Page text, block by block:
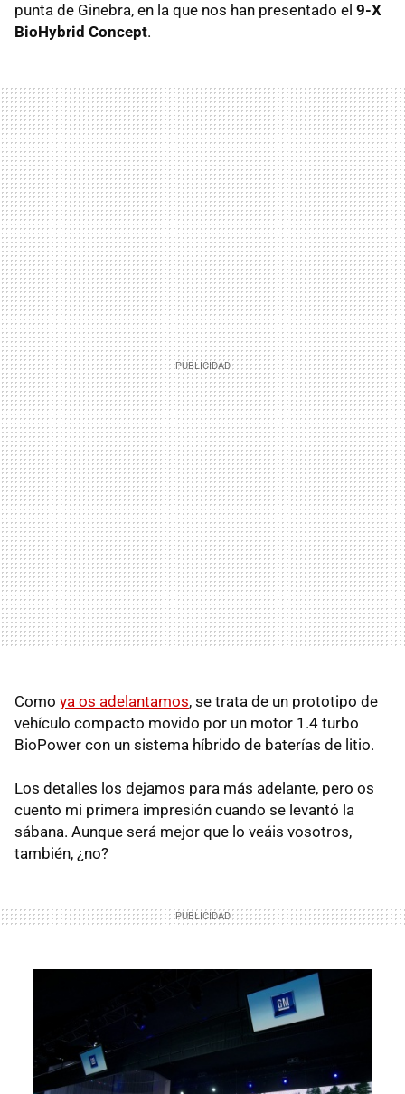
punta de Ginebra, en la que nos han presentado el 9-X
BioHybrid Concept.
Como ya os adelantamos, se trata de un prototipo de
vehículo compacto movido por un motor 1.4 turbo
BioPower con un sistema híbrido de baterías de litio.
Los detalles los dejamos para más adelante, pero os
cuento mi primera impresión cuando se levantó la
sábana. Aunque será mejor que lo veáis vosotros,
también, ¿no?